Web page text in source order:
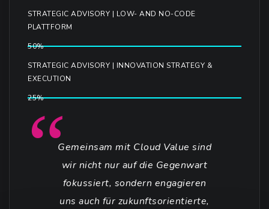
STRATEGIC ADVISORY | LOW- AND NO-CODE
PLATTFORM
50%
STRATEGIC ADVISORY | INNOVATION STRATEGY &
EXECUTION
25%
Gemeinsam mit Cloud Value sind
wir nicht nur auf die Gegenwart
fokussiert, sondern engagieren
uns auch für zukunftsorientierte,